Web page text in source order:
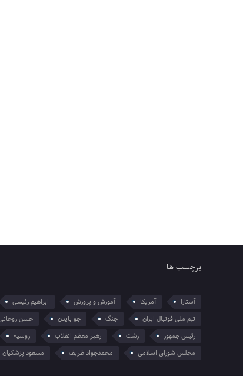
برچسب ها
آستارا آمریکا آموزش و پرورش ابراهیم رئیسی
تیم ملی فوتبال ایران
جنگ جو بایدن حسن
رئیس جمهور
رشت رهبر معظم انقلاب روسیه
مجلس شورای اسلامی
محمدجواد ظریف مسعود پزشکیان